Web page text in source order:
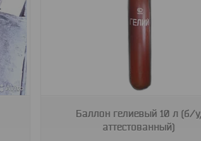
Баллон гелиевый 10 л (б/у,
аттестованный)